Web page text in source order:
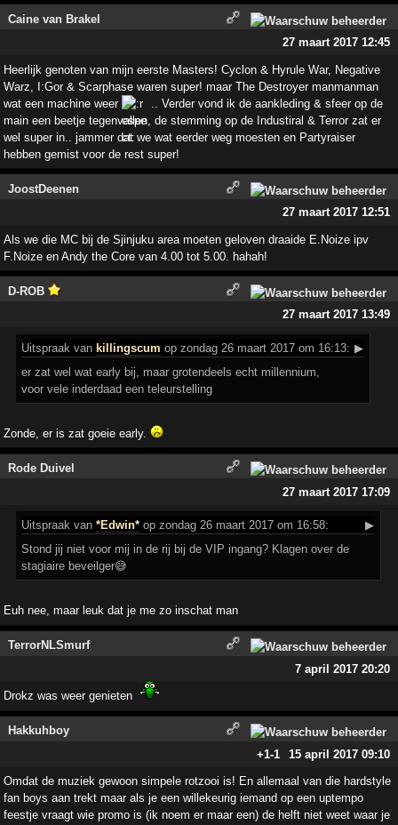
Caine van Brakel
27 maart 2017 12:45
Heerlijk genoten van mijn eerste Masters! Cyclon & Hyrule War, Negative
Warz, I:Gor & Scarphase waren super! maar The Destroyer manmanman
wat een machine weer
.. Verder vond ik de aankleding & sfeer op de
main een beetje tegenvallen, de stemming op de Industiral & Terror zat er
wel super in.. jammer dat we wat eerder weg moesten en Partyraiser
hebben gemist voor de rest super!
JoostDeenen
27 maart 2017 12:51
Als we die MC bij de Sjinjuku area moeten geloven draaide E.Noize ipv
F.Noize en Andy the Core van 4.00 tot 5.00. hahah!
D-ROB
27 maart 2017 13:49
Uitspraak van killingscum op zondag 26 maart 2017 om 16:13: ▶
er zat wel wat early bij, maar grotendeels echt millennium,
voor vele inderdaad een teleurstelling
Zonde, er is zat goeie early.
Rode Duivel
27 maart 2017 17:09
Uitspraak van*Edwin* op zondag 26 maart 2017 om 16:58:
▶
Stond jij niet voor mij in de rij bij de VIP ingang? Klagen over de
stagiaire beveilger😅
Euh nee, maar leuk dat je me zo inschat man
TerrorNLSmurf
7 april 2017 20:20
Drokz was weer genieten
Hakkuhboy
+1-1 15 april 2017 09:10
Omdat de muziek gewoon simpele rotzooi is! En allemaal van die hardstyle
fan boys aan trekt maar als je een willekeurig iemand op een uptempo
feestje vraagt wie promo is (ik noem er maar een) de helft niet weet waar je